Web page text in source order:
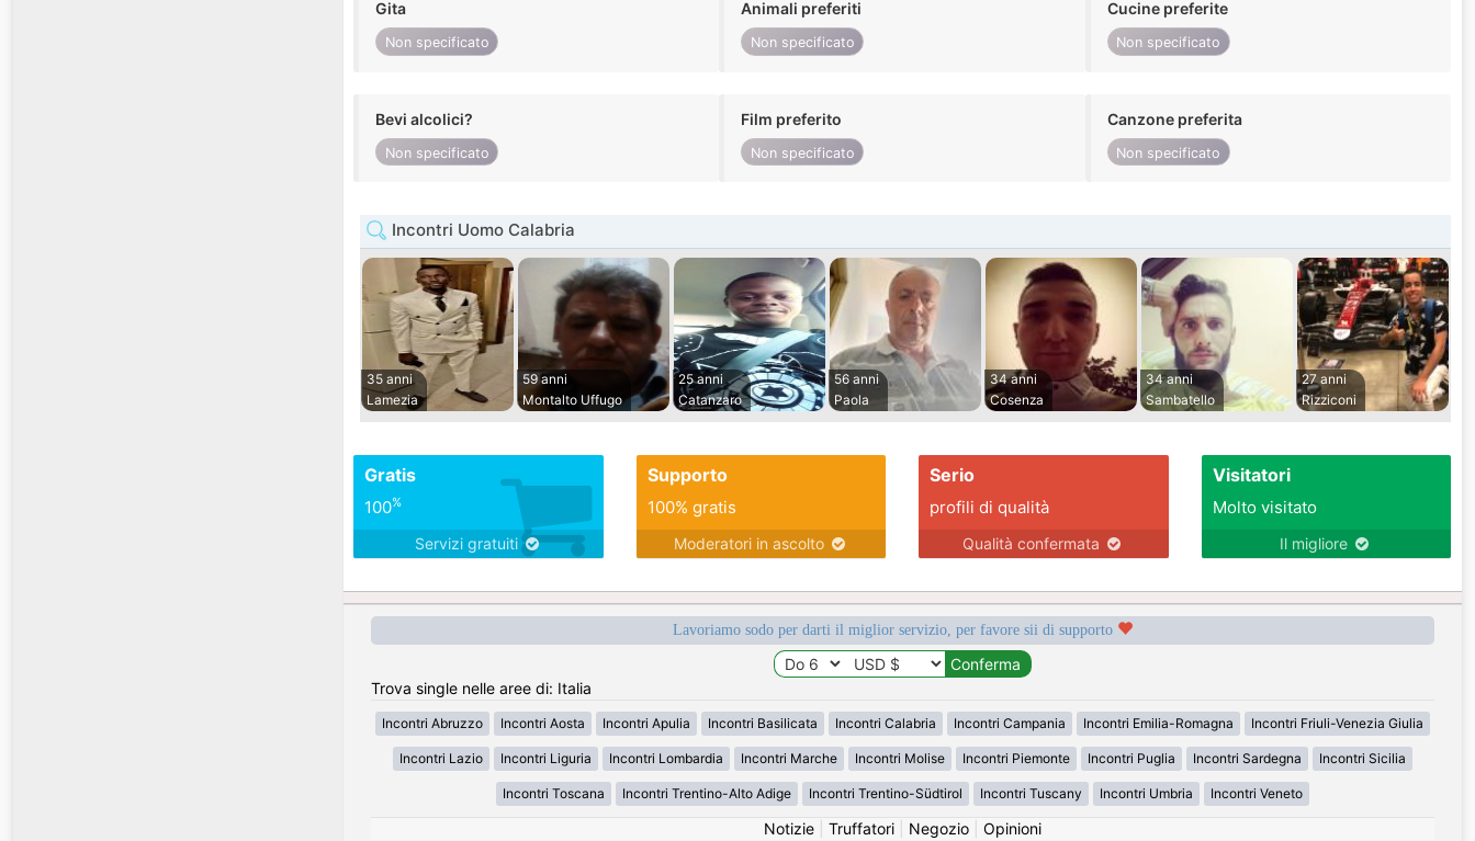
Gita
Non specificato
Animali preferiti
Non specificato
Cucine preferite
Non specificato
Bevi alcolici?
Non specificato
Film preferito
Non specificato
Canzone preferita
Non specificato
Incontri Uomo Calabria
35 anni
Lamezia
59 anni
Montalto Uffugo
25 anni
Catanzaro
56 anni
Paola
34 anni
Cosenza
34 anni
Sambatello
27 anni
Rizziconi
Gratis
100%
Servizi gratuiti
Supporto
100% gratis
Moderatori in ascolto
Serio
profili di qualità
Qualità confermata
Visitatori
Molto visitato
Il migliore
Lavoriamo sodo per darti il miglior servizio, per favore sii di supporto
Trova single nelle aree di: Italia
Incontri Abruzzo Incontri Aosta Incontri Apulia Incontri Basilicata Incontri Calabria Incontri Campania Incontri Emilia-Romagna Incontri Friuli-Venezia Giulia
Incontri Lazio Incontri Liguria Incontri Lombardia Incontri Marche Incontri Molise Incontri Piemonte Incontri Puglia Incontri Sardegna Incontri Sicilia
Incontri Toscana Incontri Trentino-Alto Adige Incontri Trentino-Südtirol Incontri Tuscany Incontri Umbria Incontri Veneto
Notizie| Truffatori| Negozio| Opinioni